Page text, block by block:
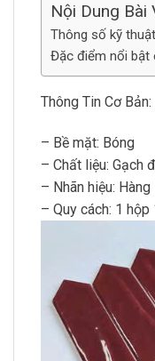
Nội Dung Bài
Thông số kỹ
Đặc điểm nổi bật
Thông Tin Cơ Bản:
– Bề mặt: Bóng
– Chất liệu: Gạch
– Nhãn hiệu:
– Quy cách: 1